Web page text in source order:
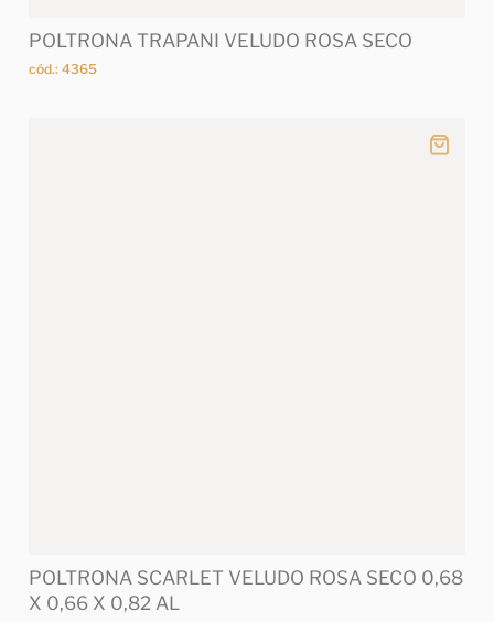
POLTRONA TRAPANI VELUDO ROSA SECO
cód.: 4365
POLTRONA SCARLET VELUDO ROSA SECO 0,68
X 0,66 X 0,82 AL